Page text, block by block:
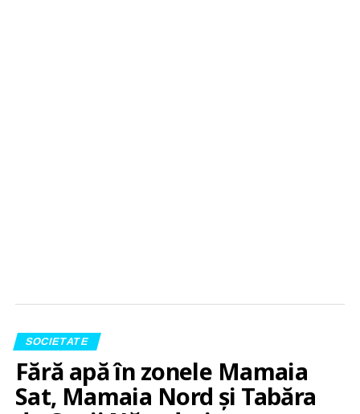
SOCIETATE
Fără apă în zonele Mamaia
Sat, Mamaia Nord și Tabăra